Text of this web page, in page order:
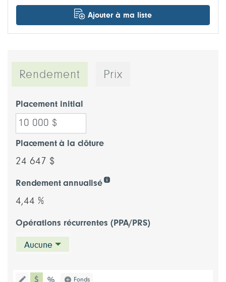
Ajouter à ma liste
Rendement Prix
Placement initial
Placement à la clôture
24 647 $
Rendement annualisé
4,44 %
Opérations récurrentes (PPA/PRS)
Aucune
type de graphique dollar
Fonds